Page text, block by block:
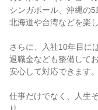
シンガポール、沖縄の5
北海道や台湾などを楽
さらに、入社10年目に
退職金なども整備して
安心して対応できます。
仕事だけでなく、人生